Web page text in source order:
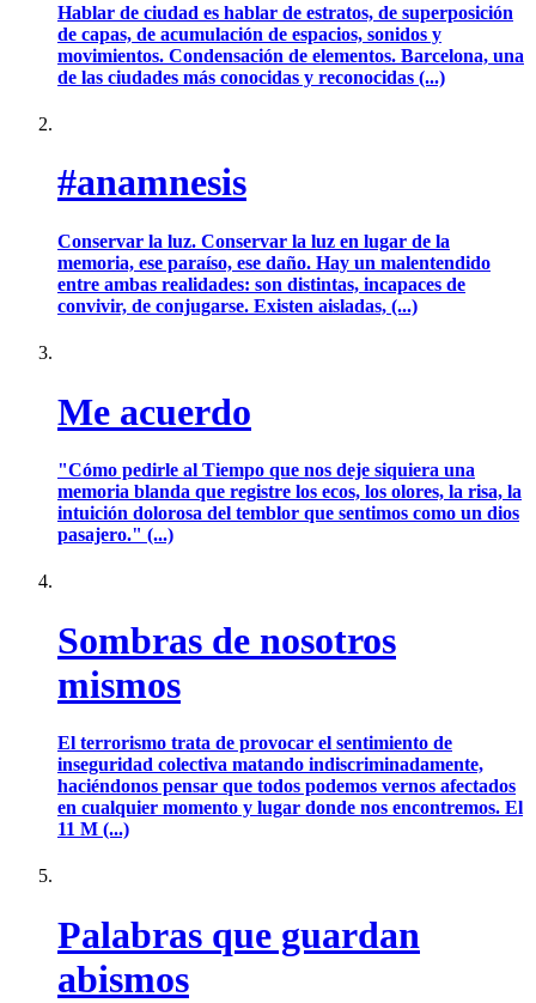
Hablar de ciudad es hablar de estratos, de superposición
de capas, de acumulación de espacios, sonidos y
movimientos. Condensación de elementos. Barcelona, una
de las ciudades más conocidas y reconocidas (...)
#anamnesis
Conservar la luz. Conservar la luz en lugar de la
memoria, ese paraíso, ese daño. Hay un malentendido
entre ambas realidades: son distintas, incapaces de
convivir, de conjugarse. Existen aisladas, (...)
Me acuerdo
"Cómo pedirle al Tiempo que nos deje siquiera una
memoria blanda que registre los ecos, los olores, la risa, la
intuición dolorosa del temblor que sentimos como un dios
pasajero." (...)
Sombras de nosotros
mismos
El terrorismo trata de provocar el sentimiento de
inseguridad colectiva matando indiscriminadamente,
haciéndonos pensar que todos podemos vernos afectados
en cualquier momento y lugar donde nos encontremos. El
11 M (...)
Palabras que guardan
abismos